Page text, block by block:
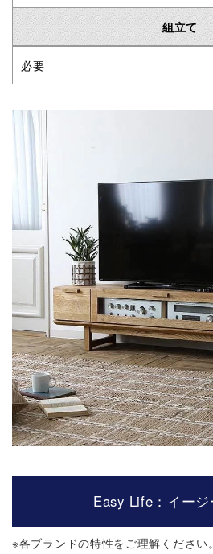
組立て
必要
Easy Life：イージ
※各ブランドの特性をご理解ください。